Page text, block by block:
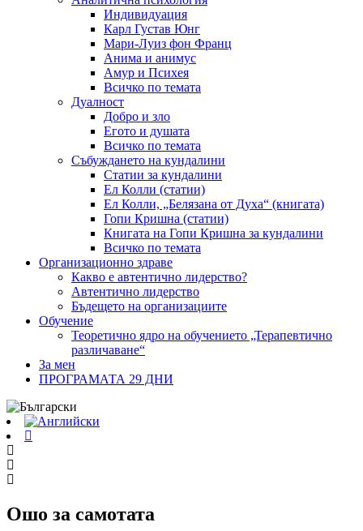
Индивидуация
Карл Густав Юнг
Мари-Луиз фон Франц
Анима и анимус
Амур и Психея
Всичко по темата
Дуалност
Добро и зло
Егото и душата
Всичко по темата
Събуждането на кундалини
Статии за кундалини
Ел Колли (статии)
Ел Колли, „Белязана от Духа“ (книгата)
Гопи Кришна (статии)
Книгата на Гопи Кришна за кундалини
Всичко по темата
Организационно здраве
Какво е автентично лидерство?
Автентично лидерство
Бъдещето на организациите
Обучение
Теоретично ядро на обучението „Терапевтично
различаване“
За мен
ПРОГРАМАТА 29 ДНИ
Ошо за самотата